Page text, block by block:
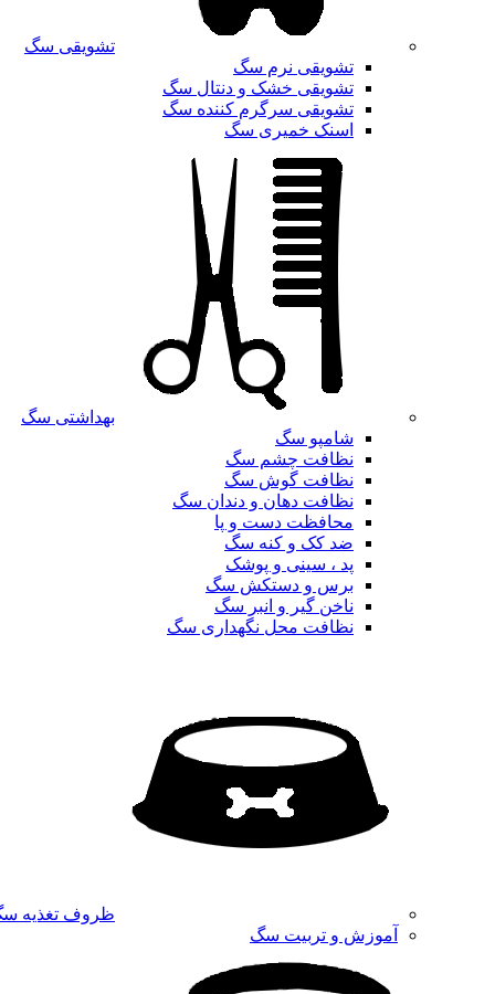
تشویقی سگ
تشویقی نرم سگ
تشویقی خشک و دنتال سگ
تشویقی سرگرم کننده سگ
اسنک خمیری سگ
بهداشتی سگ
شامپو سگ
نظافت چشم سگ
نظافت گوش سگ
نظافت دهان و دندان سگ
محافظت دست و پا
ضد کک و کنه سگ
پد ، سینی و پوشک
برس و دستکش سگ
ناخن گیر و انبر سگ
نظافت محل نگهداری سگ
ظروف تغذیه
آموزش و تربیت سگ